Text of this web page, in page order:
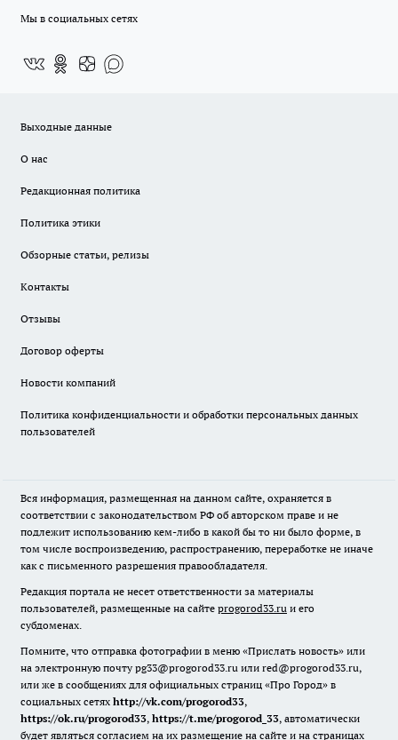
Мы в социальных сетях
Выходные данные
О нас
Редакционная политика
Политика этики
Обзорные статьи, релизы
Контакты
Отзывы
Договор оферты
Новости компаний
Политика конфиденциальности и обработки персональных данных
пользователей
Вся информация, размещенная на данном сайте, охраняется в
соответствии с законодательством РФ об авторском праве и не
подлежит использованию кем-либо в какой бы то ни было форме, в
том числе воспроизведению, распространению, переработке не иначе
как с письменного разрешения правообладателя.
Редакция портала не несет ответственности за материалы
пользователей, размещенные на сайте progorod33.ru и его
субдоменах.
Помните, что отправка фотографии в меню «Прислать новость» или
на электронную почту pg33@progorod33.ru или red@progorod33.ru,
или же в сообщениях для официальных страниц «Про Город» в
социальных сетях http://vk.com/progorod33,
https://ok.ru/progorod33, https://t.me/progorod_33, автоматически
будет являться согласием на их размещение на сайте и на страницах